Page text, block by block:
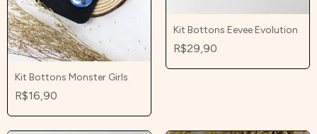
Kit Bottons Monster Girls
R$16,90
Kit Bottons Eevee Evolution
R$29,90